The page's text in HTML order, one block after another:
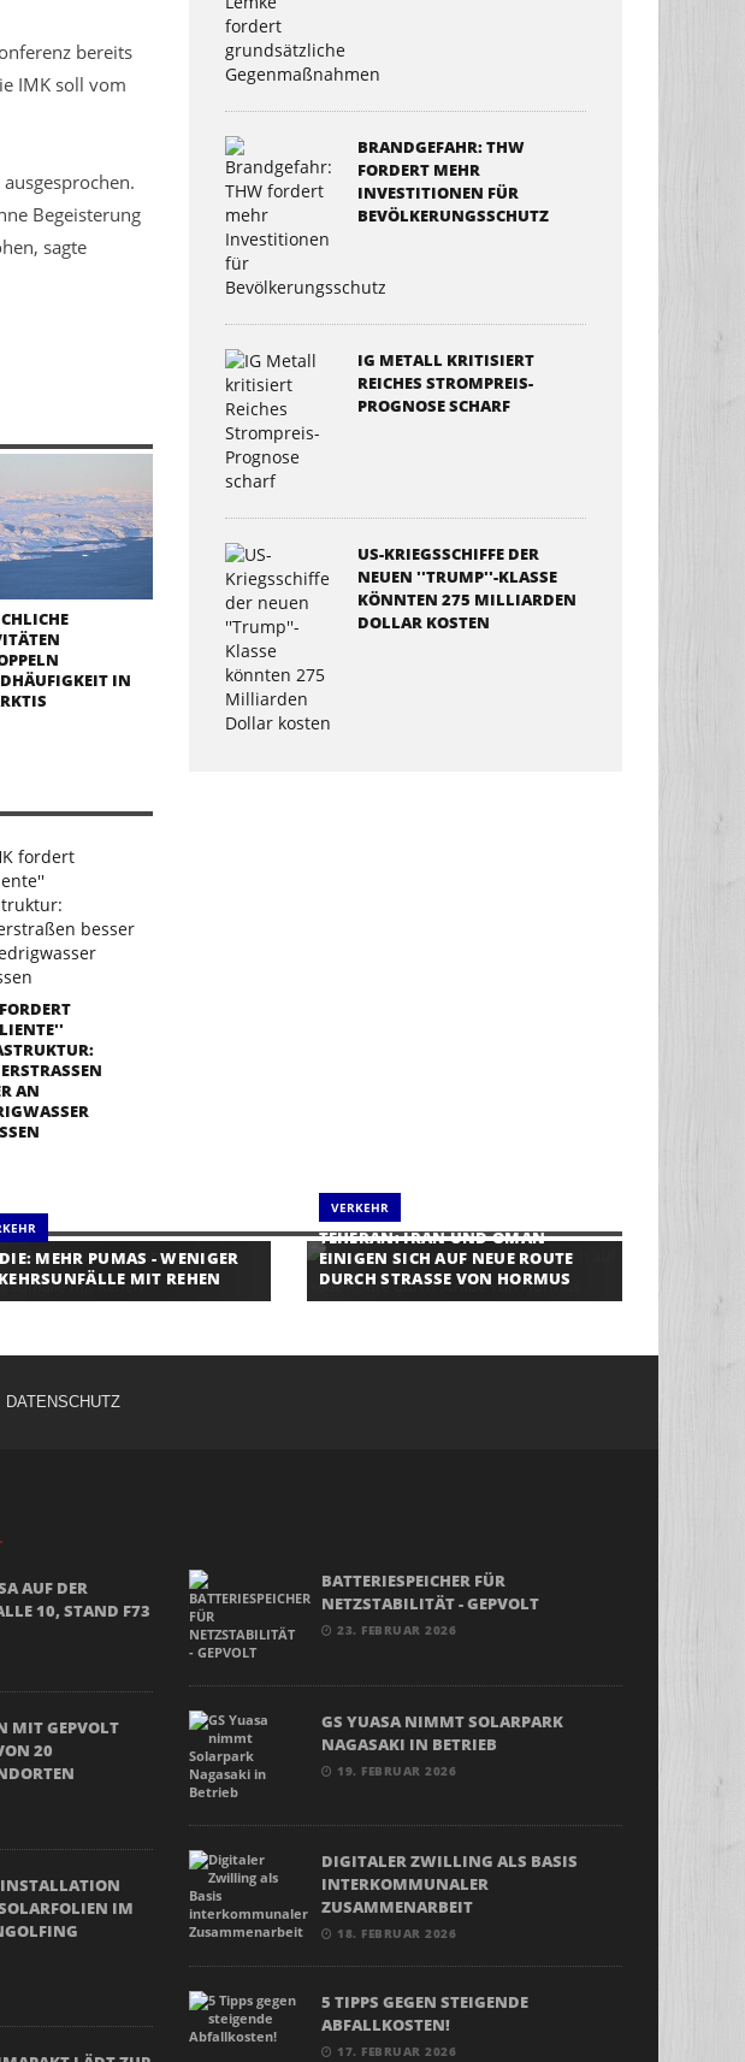
bereits
IMK soll vom
Begeisterung
sagte
IN
B
AN N
A
BRANDGEFAHR: THW
FORDERT MEHR
INVESTITIONEN FÜR
BEVÖLKERUNGSSCHUTZ
IG METALL KRITISIERT
REICHES STROMPREIS-
PROGNOSE SCHARF
US-KRIEGSSCHIFFE DER
NEUEN ''TRUMP''-KLASSE
KÖNNTEN 275 MILLIARDEN
DOLLAR KOSTEN
MEHR PUMAS - WENIGER
MIT REHEN
VERKEHR
TEHERAN: IRAN UND OMAN
EINIGEN SICH AUF NEUE ROUTE
DURCH STRASSE VON HORMUS
DATENSCHUTZ
AUF DER
10, STAND F73
MIT GEPVOLT
20
INSTALLATION
IM
BATTERIESPEICHER FÜR
NETZSTABILITÄT - GEPVOLT
23. FEBRUAR 2026
GS YUASA NIMMT SOLARPARK
NAGASAKI IN BETRIEB
19. FEBRUAR 2026
DIGITALER ZWILLING ALS BASIS
INTERKOMMUNALER
ZUSAMMENARBEIT
18. FEBRUAR 2026
5 TIPPS GEGEN STEIGENDE
ABFALLKOSTEN!
17. FEBRUAR 2026